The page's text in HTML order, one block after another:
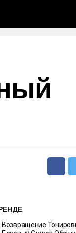
Возвращение